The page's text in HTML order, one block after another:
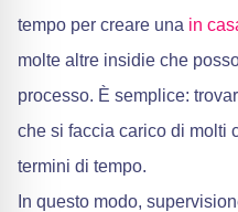
tempo per creare una in
molte altre insidie che
processo. È semplice:
che si faccia carico di molti
termini di tempo.
In questo modo,